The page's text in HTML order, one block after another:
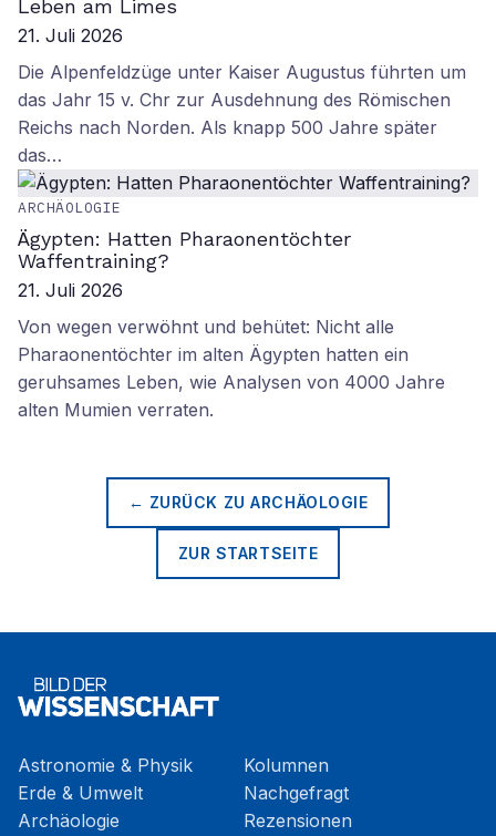
Leben am Limes
21. Juli 2026
Die Alpenfeldzüge unter Kaiser Augustus führten um
das Jahr 15 v. Chr zur Ausdehnung des Römischen
Reichs nach Norden. Als knapp 500 Jahre später
das…
ARCHÄOLOGIE
Ägypten: Hatten Pharaonentöchter
Waffentraining?
21. Juli 2026
Von wegen verwöhnt und behütet: Nicht alle
Pharaonentöchter im alten Ägypten hatten ein
geruhsames Leben, wie Analysen von 4000 Jahre
alten Mumien verraten.
← ZURÜCK ZUARCHÄOLOGIE
ZUR STARTSEITE
Astronomie & Physik
Erde & Umwelt
Archäologie
Kolumnen
Nachgefragt
Rezensionen